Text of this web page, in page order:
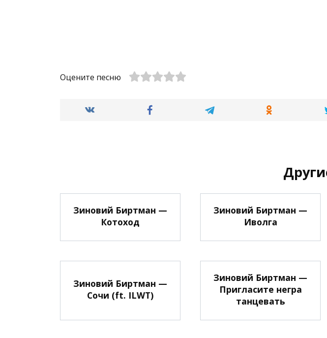
Оцените песню
Зиновий Биртман —
Котоход
Зиновий Биртман —
Иволга
Зиновий Биртман —
Сочи (ft. ILWT)
Зиновий Биртман —
Пригласите негра
танцевать